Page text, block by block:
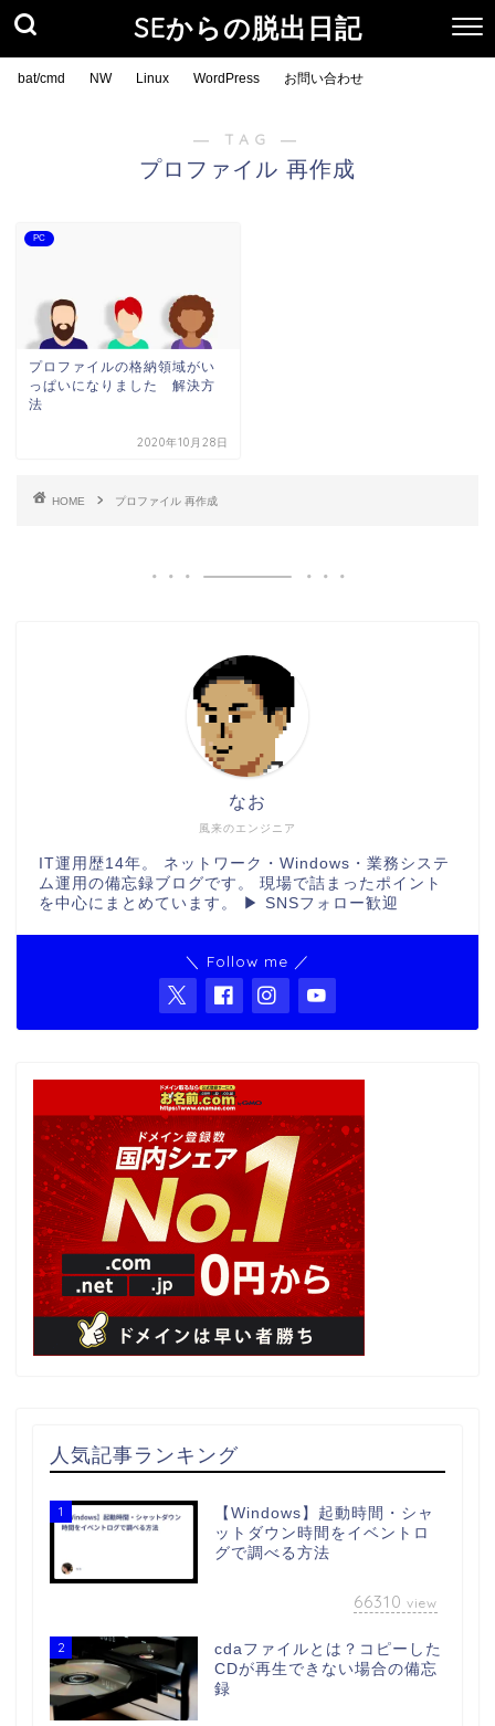
SEからの脱出日記
bat/cmd NW Linux WordPress お問い合わせ
― TAG ―
プロファイル 再作成
PC
プロファイルの格納領域がい
っぱいになりました 解決方
法
2020年10月28日
HOME プロファイル 再作成
風来のエンジニア
なお
IT運用歴14年。 ネットワーク・Windows・業務システ
ム運用の備忘録ブログです。 現場で詰まったポイント
を中心にまとめています。 ▶ SNSフォロー歓迎
＼ Follow me ／
人気記事ランキング
1
【Windows】起動時間・シャ
ットダウン時間をイベントロ
グで調べる方法
66310 view
2
cdaファイルとは？コピーした
CDが再生できない場合の備忘
録